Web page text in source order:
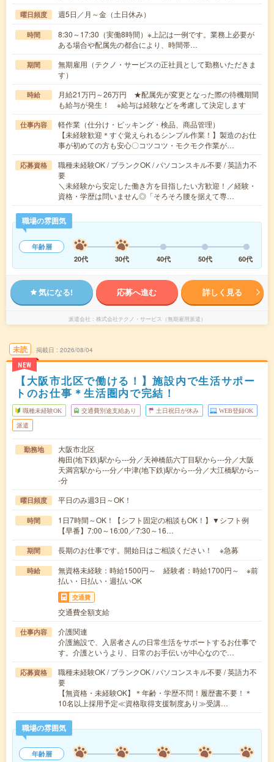
曜日頻度 週5日／月～金（土日休み）
時間
8:30～17:30（実働8時間）※上記は一例です。業務上必要が
ある場合や配属先の都合により、時間帯…
期間
無期雇用（テクノ・サービスの正社員として勤務いただきま
す）
時給
月給21万円～26万円 ★配属先が変更となった際の待機期間
も給与が発生！ ※給与は経験などを考慮して決定します
仕事内容
軽作業（仕分け・ピッキング・検品、商品管理）
【未経験歓迎＊すぐ覚えられるシンプル作業！】製造のお仕
事が初めての方も安心〇コツコツ・モクモク作業が…
応募資格
職種未経験OK / ブランクOK / パソコンスキル不要 / 英語力不
要
＼未経験から安定した働き方を目指したい方歓迎！／経験・
資格・学歴は問いません◎「そろそろ腰を据えて専…
職場の雰囲気
年齢層
20代
30代 40代 50代 60代
気になる! 応募へ進む 詳しく見る
派遣会社 株式会社テクノ・サービス（無期雇用派遣）
未読
NEW
掲載日 2026/08/04
【大阪市北区で働ける！】施設内で生活サポー
トのお仕事＊生活圏内で完結！
職種未経験OK 交通費別途支給あり 土日祝日が休み WEB登録OK
派遣
勤務地
大阪市北区
梅田(地下鉄)駅から---分／天神橋筋六丁目駅から---分／大阪
天満宮駅から---分／中津(地下鉄)駅から---分／大江橋駅から--
-分
曜日頻度 平日のみ週3日～OK！
時間
1日7時間～OK！【シフト固定の相談もOK！】▼シフト例
【早番】7:00～16:00／7:30～16…
期間 長期のお仕事です。開始日はご相談ください！ ※急募
時給
無資格未経験：時給1500円～ 経験者：時給1700円～ ※前
払い・日払い・週払いOK
交通費
交通費全額支給
仕事内容
介護関連
介護施設で、入居者さんの日常生活をサポートするお仕事で
す。介護というより、日常のお手伝いが中心なので…
応募資格
職種未経験OK / ブランクOK / パソコンスキル不要 / 英語力不
要
【無資格・未経験OK】＊年齢・学歴不問！履歴書不要！＊
10名以上採用予定≪資格取得支援制度あり≫受講…
職場の雰囲気
年齢層